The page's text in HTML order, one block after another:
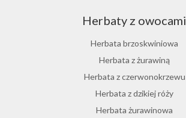
Herbaty z owocami
Herbata brzoskwiniowa
Herbata z żurawiną
Herbata z czerwonokrzewu
Herbata z dzikiej róży
Herbata żurawinowa